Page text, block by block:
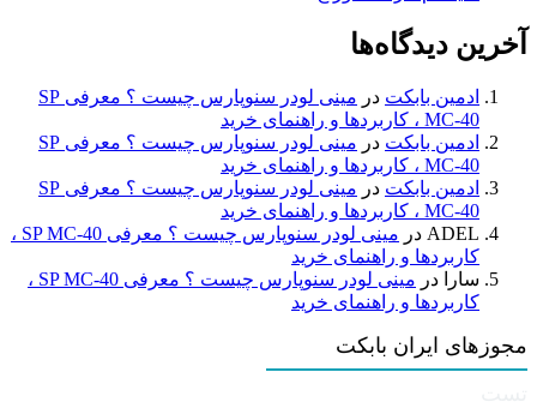
آخرین دیدگاه‌ها
ادمین بابکت در
مینی لودر سنوپارس چیست ؟ معرفی SP
MC-40 ، کاربردها و راهنمای خرید
ادمین بابکت در
مینی لودر سنوپارس چیست ؟ معرفی SP
MC-40 ، کاربردها و راهنمای خرید
ادمین بابکت در
مینی لودر سنوپارس چیست ؟ معرفی SP
MC-40 ، کاربردها و راهنمای خرید
ADEL در
مینی لودر سنوپارس چیست ؟ معرفی SP MC-40 ،
کاربردها و راهنمای خرید
سارا
در
مینی لودر سنوپارس چیست ؟ معرفی SP MC-40 ،
کاربردها و راهنمای خرید
مجوزهای ایران بابکت